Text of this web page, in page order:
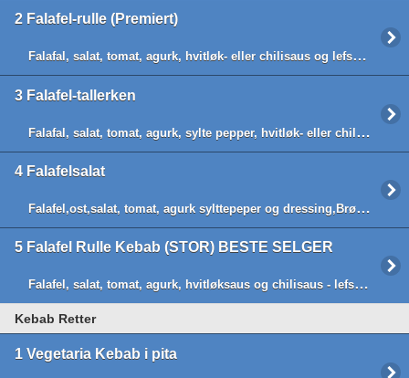
2 Falafel-rulle (Premiert)
Falafal, salat, tomat, agurk, hvitløk- eller chilisaus og lefsebrød
3 Falafel-tallerken
Falafal, salat, tomat, agurk, sylte pepper, hvitløk- eller chilisaus og chips
4 Falafelsalat
Falafel,ost,salat, tomat, agurk sylttepeper og dressing,Brød ved siden av
5 Falafel Rulle Kebab (STOR) BESTE SELGER
Falafel, salat, tomat, agurk, hvitløksaus og chilisaus - lefsebrød( BESTE SELGER)
Kebab Retter
1 Vegetaria Kebab i pita